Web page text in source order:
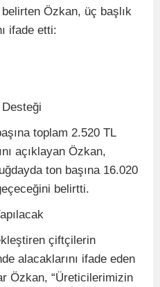
Özkan, üç başlık
ifade etti:
Desteği
toplam 2.520 TL
açıklayan Özkan,
ton başına 16.020
belirtti.
çiftçilerin
alacaklarını ifade eden
Özkan, “Üreticilerimizin